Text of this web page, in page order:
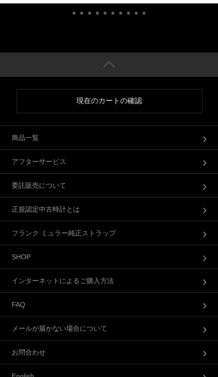
現在のカートの確認
商品一覧
アフターサービス
委託販売について
正規認定中古時計とは
フランク ミュラー純正ストラップ
SHOP
インターネットによるご購入方法
FAQ
メールが届かない場合について
お問合わせ